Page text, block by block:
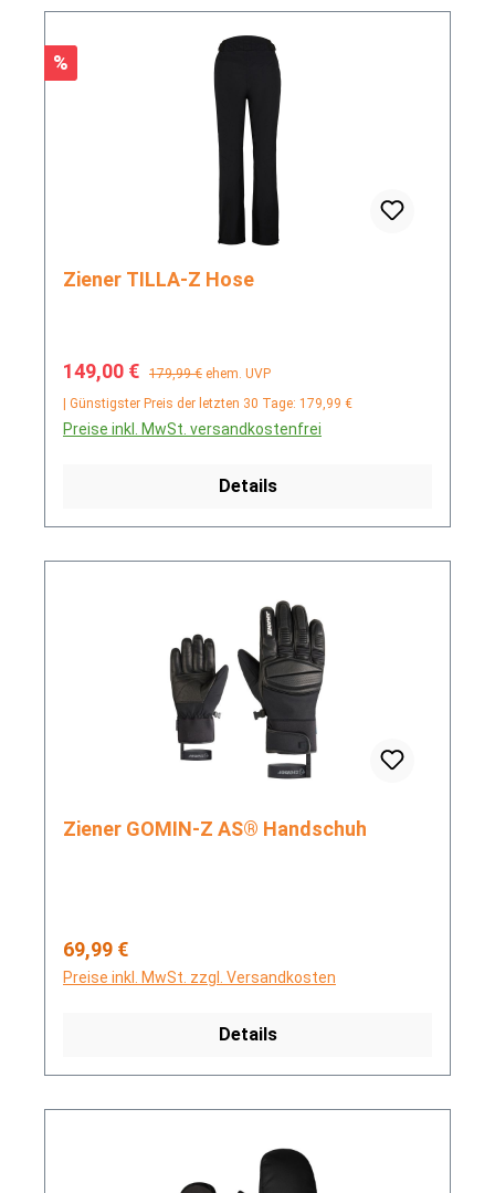
Rabatt
%
Ziener TILLA-Z Hose
Verkaufspreis:
149,00 € Regulärer Preis:
179,99 € ehem. UVP
| Günstigster Preis der letzten 30 Tage: 179,99 €
Preise inkl. MwSt. versandkostenfrei
Details
Ziener GOMIN-Z AS® Handschuh
Regulärer Preis:
69,99 €
Preise inkl. MwSt. zzgl. Versandkosten
Details